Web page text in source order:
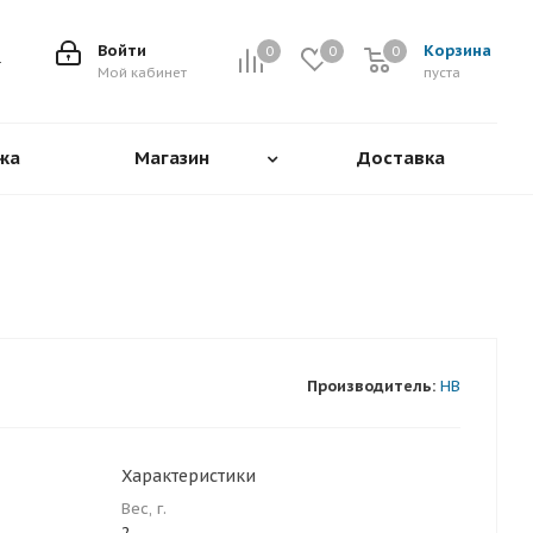
0 0 Корзина
0
пуста
0
Войти
Мой кабинет
Магазин Доставка
Производитель: HB
Характеристики
Вес, г.